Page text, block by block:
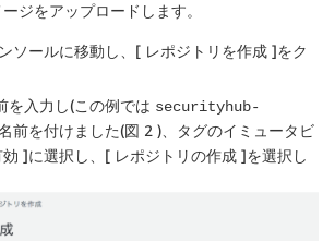
ジをアップロードします。
ソールに移動し、[ レポジトリを作成 ]をク
を入力し(この例では securityhub-
前を付けました(図 2 )、タグのイミュータビ
]に選択し、[ レポジトリの作成 ]を選択し